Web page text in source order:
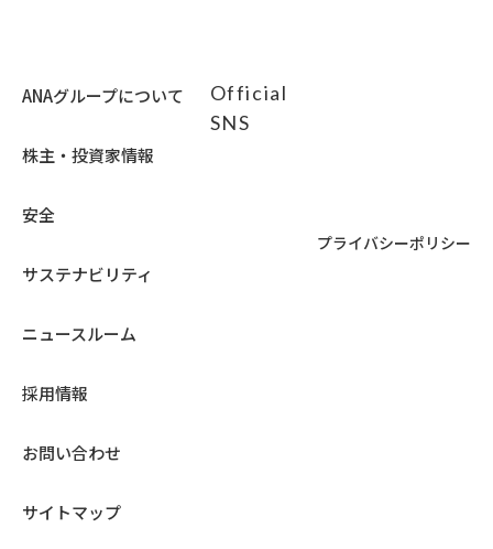
ANAグループについて
株主・投資家情報
安全
サステナビリティ
ニュースルーム
採用情報
お問い合わせ
サイトマップ
Official
SNS
プライバシーポリシー